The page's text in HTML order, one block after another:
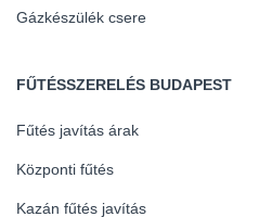
Gázkészülék csere
FŰTÉSSZERELÉS BUDAPEST
Fűtés javítás árak
Központi fűtés
Kazán fűtés javítás